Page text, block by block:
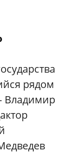
рядом
Владимир